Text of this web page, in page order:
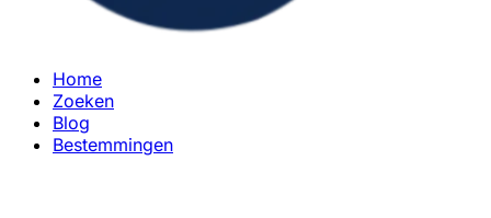
Home
Zoeken
Blog
Bestemmingen